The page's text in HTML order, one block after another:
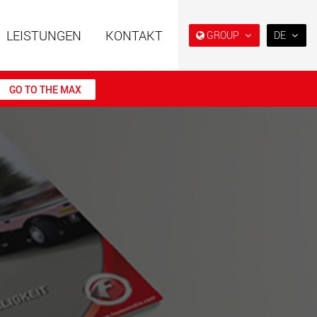
GROUP
in
Bauweise für
von 15 t bis 123 t
für
von 20 t bis 500 t
Nutzlasten ab 5 t
www.morello.eu.com
SPMT und
DE
LEISTUNGEN KONTAKT
GO TO THE MAX